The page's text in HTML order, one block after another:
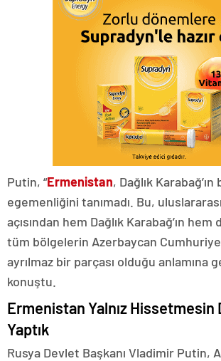
Putin, “Ermenistan, Dağlık Karabağ’ın
egemenliğini tanımadı. Bu,
açısından hem Dağlık Karabağ’ın
tüm bölgelerin Azerbaycan
ayrılmaz bir parçası olduğu anlamına
konuştu.
Ermenistan Yalnız Hissetmesin
Yaptık
Rusya Devlet Başkanı Vladimir Putin,